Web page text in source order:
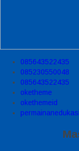
085643522435
085230550048
085643522435
oketheme
okethemeid